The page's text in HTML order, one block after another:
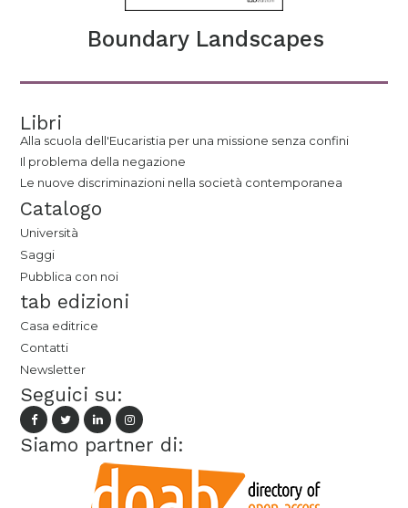
Boundary Landscapes
Libri
Alla scuola dell'Eucaristia per una missione senza confini
Il problema della negazione
Le nuove discriminazioni nella società contemporanea
Catalogo
Università
Saggi
Pubblica con noi
tab edizioni
Casa editrice
Contatti
Newsletter
Seguici su:
Siamo partner di: